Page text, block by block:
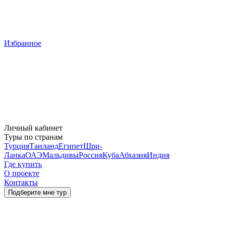
Избранное
Личный кабинет
Туры по странам
ТурцияТаиландЕгипетШри-
ЛанкаОАЭМальдивыРоссияКубаАбхазияИндия
Где купить
О проекте
Контакты
Подберите мне тур